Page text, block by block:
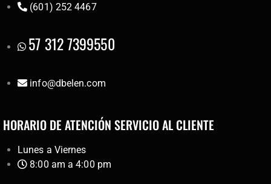
(601) 252 4467
57 312 7399550
info@dbelen.com
HORARIO DE ATENCIÓN SERVICIO AL CLIENTE
Lunes a Viernes
8:00 am a 4:00 pm